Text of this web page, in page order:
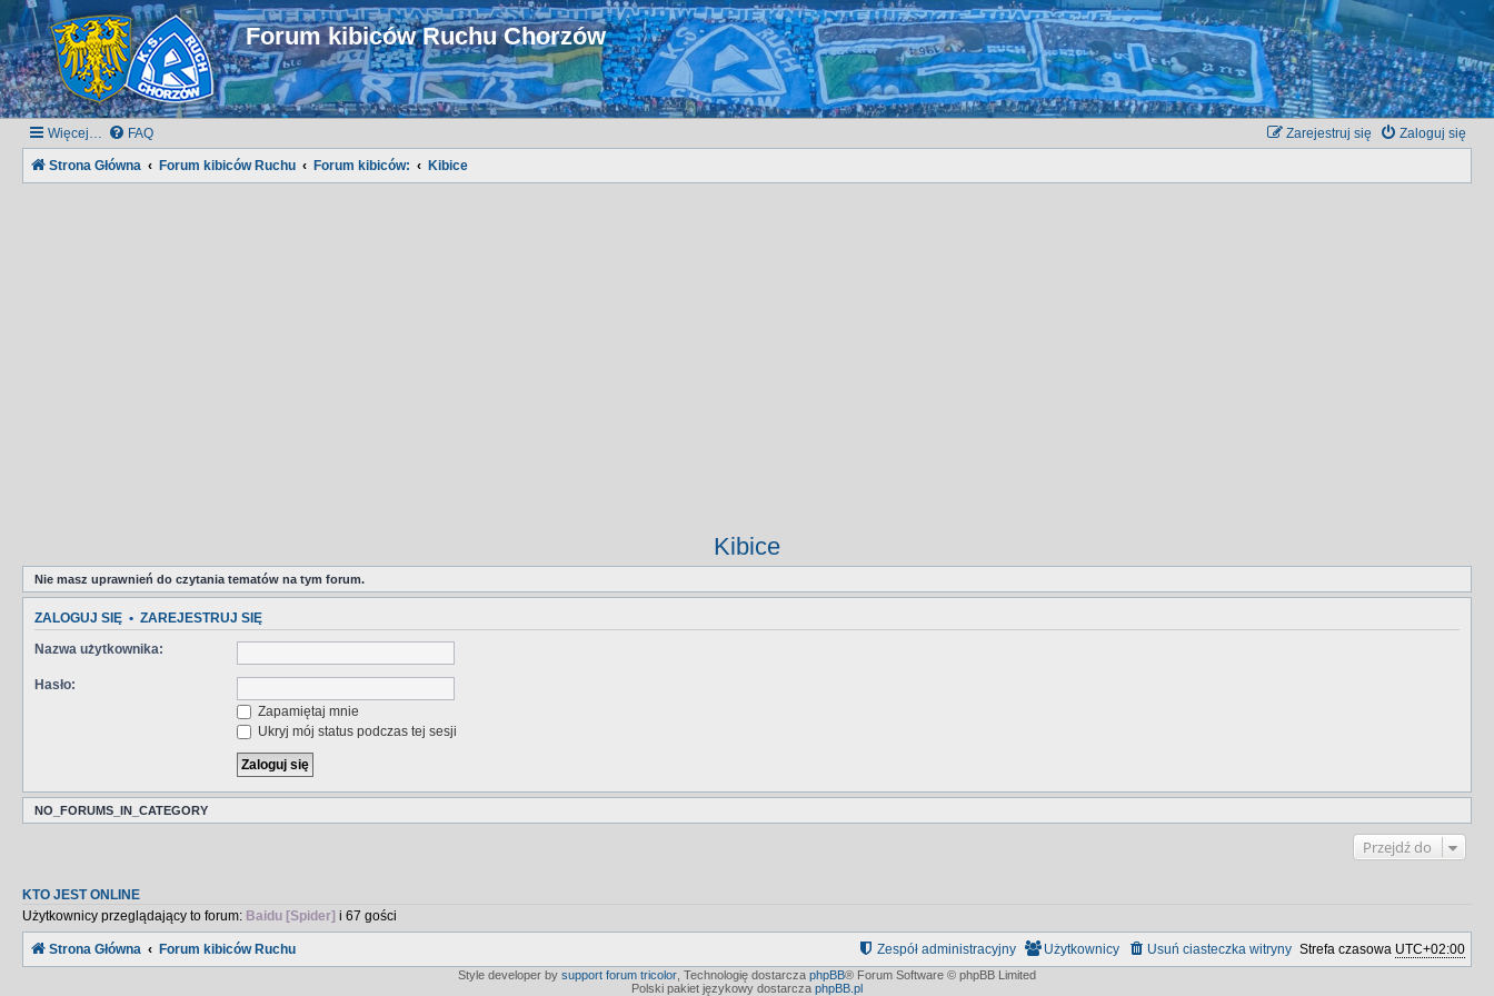
Forum kibiców Ruchu Chorzów
Więcej… FAQ Zaloguj się
Zarejestruj się
Strona Główna Forum kibiców Ruchu Forum kibiców: Kibice
Kibice
Nie masz uprawnień do czytania tematów na tym forum.
ZALOGUJ SIĘ • ZAREJESTRUJ SIĘ
Nazwa użytkownika:
Hasło:
Zapamiętaj mnie
Ukryj mój status podczas tej sesji
NO_FORUMS_IN_CATEGORY
Przejdź do
KTO JEST ONLINE
Użytkownicy przeglądający to forum: Baidu [Spider] i 67 gości
Strona Główna Forum kibiców Ruchu Strefa czasowa UTC+02:00
Usuń ciasteczka witryny
Użytkownicy
Zespół administracyjny
Style developer by support forum tricolor Technologię dostarcza phpBB® Forum Software © phpBB Limited
Polski pakiet językowy dostarcza phpBB.pl